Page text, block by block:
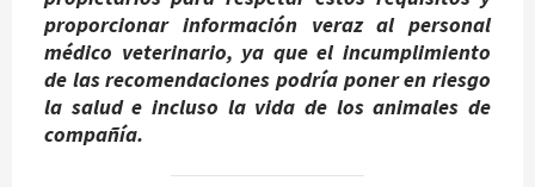
proporcionar información veraz al personal
médico veterinario, ya que el incumplimiento
de las recomendaciones podría poner en riesgo
la salud e incluso la vida de los animales de
compañía.